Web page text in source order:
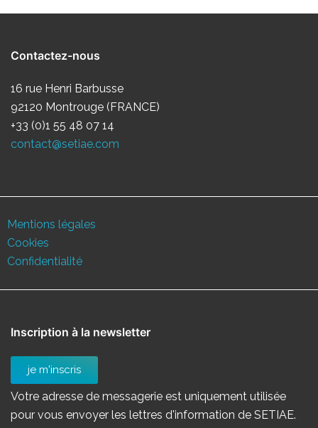
Contactez-nous
16 rue Henri Barbusse
92120 Montrouge (FRANCE)
+33 (0)1 55 48 07 14
contact@setiae.com
Mentions légales
Cookies
Confidentialité
Inscription à la newsletter
je m'inscris
Votre adresse de messagerie est uniquement utilisée
pour vous envoyer les lettres d'information de SETIAE.